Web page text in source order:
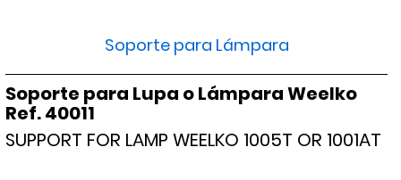
Soporte para Lámpara
Soporte para Lupa o Lámpara Weelko
Ref. 40011
SUPPORT FOR LAMP WEELKO 1005T OR 1001AT